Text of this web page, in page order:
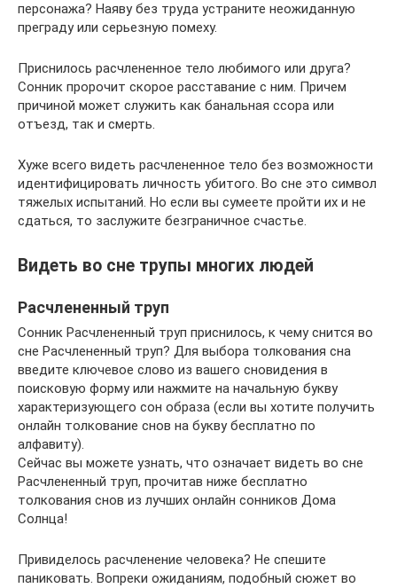
персонажа? Наяву без труда устраните неожиданную
преграду или серьезную помеху.
Приснилось расчлененное тело любимого или друга?
Сонник пророчит скорое расставание с ним. Причем
причиной может служить как банальная ссора или
отъезд, так и смерть.
Хуже всего видеть расчлененное тело без возможности
идентифицировать личность убитого. Во сне это символ
тяжелых испытаний. Но если вы сумеете пройти их и не
сдаться, то заслужите безграничное счастье.
Видеть во сне трупы многих людей
Расчлененный труп
Сонник Расчлененный труп приснилось, к чему снится во
сне Расчлененный труп? Для выбора толкования сна
введите ключевое слово из вашего сновидения в
поисковую форму или нажмите на начальную букву
характеризующего сон образа (если вы хотите получить
онлайн толкование снов на букву бесплатно по
алфавиту).
Сейчас вы можете узнать, что означает видеть во сне
Расчлененный труп, прочитав ниже бесплатно
толкования снов из лучших онлайн сонников Дома
Солнца!
Привиделось расчленение человека? Не спешите
паниковать. Вопреки ожиданиям, подобный сюжет во